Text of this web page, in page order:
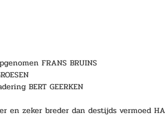
FRANS BRUINS
BERT GEERKEN
en zeker breder dan destijds vermoed